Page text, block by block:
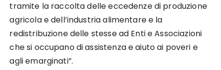
tramite la raccolta delle eccedenze di produzione
agricola e dell’industria alimentare e la
redistribuzione delle stesse ad Enti e Associazioni
che si occupano di assistenza e aiuto ai poveri e
agli emarginati”.